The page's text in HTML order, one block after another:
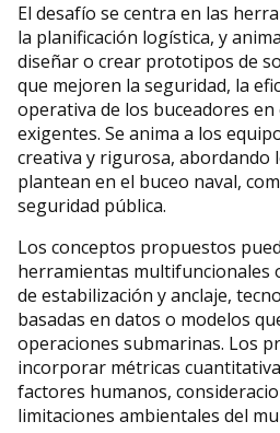
El desafío se centra en las
la planificación logística, y
diseñar o crear prototipos de
que mejoren la seguridad, la
operativa de los buceadores
exigentes. Se anima a los
creativa y rigurosa, abordando
plantean en el buceo naval,
seguridad pública.
Los conceptos propuestos
herramientas multifuncionales
de estabilización y anclaje,
basadas en datos o modelos
operaciones submarinas. Los
incorporar métricas
factores humanos,
limitaciones ambientales del